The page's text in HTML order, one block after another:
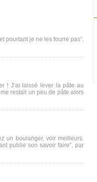
pourtant je ne les fourre pas”,
! J’ai laissé lever la pâte au
restait un peu de pâte alors
un boulanger, voir meilleurs.
publie son savoir faire”, par